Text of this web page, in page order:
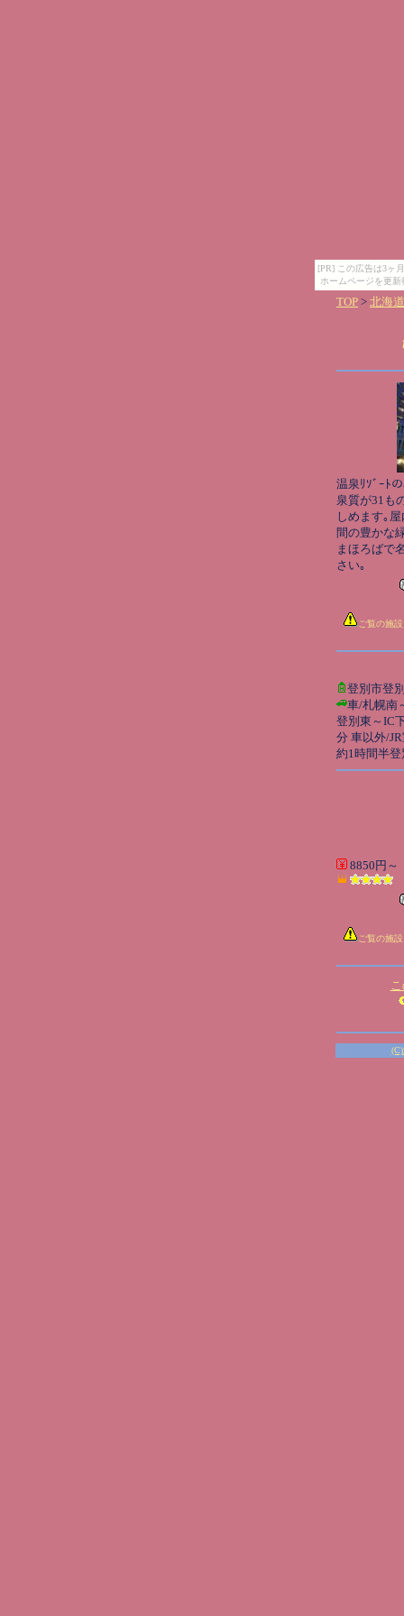
[PR] この広告は3ヶ
ホームページを更
TOP > 北海道
温泉ﾘｿﾞｰﾄ
泉質が31も
しめます｡
間の豊かな
まほろばで
さい｡
ご覧の施
登別市登
車/札幌南
登別東～IC
分 車以外/
約1時間半
8850円～
ご覧の施